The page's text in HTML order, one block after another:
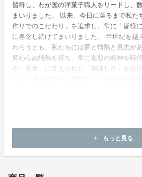
習得し、わが国の洋菓子職人をリードし、
まいりました。 以来、今日に至るまで私た
作りでのこだわり」を追求し、常に「皆様
に専念し続けてまいりました。 半世紀を越
わろうとも、私たちには夢と情熱と意志が
変わらぬ情熱を持ち、常に進取の精神を時
心・安全」に支えられた「美味しさ」を提
add もっと見る